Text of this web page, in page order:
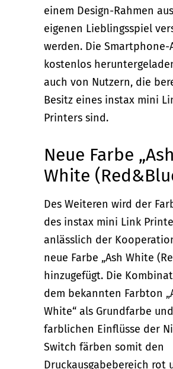
einem Design-Rahmen
eigenen Lieblingsspiel
werden. Die Smartphone-
kostenlos
auch von Nutzern, die
Besitz eines instax mini
Printers sind.
Neue Farbe „Ash
White
Des Weiteren wird der
des instax mini Link
anlässlich der
neue Farbe „Ash White
hinzugefügt. Die
dem bekannten Farbton
White“ als Grundfarbe
farblichen Einflüsse der
Switch färben somit den
Druckausgabebereich rot